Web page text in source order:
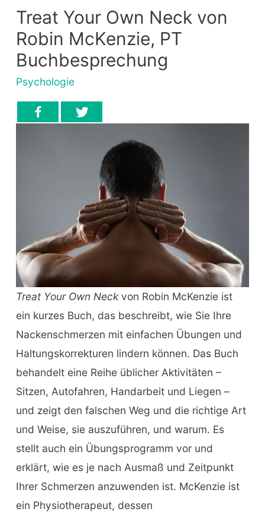
Treat Your Own Neck von
Robin McKenzie, PT
Buchbesprechung
Psychologie
Treat Your Own Neckvon Robin McKenzie ist
ein kurzes Buch, das beschreibt, wie Sie Ihre
Nackenschmerzen mit einfachen Übungen und
Haltungskorrekturen lindern können. Das Buch
behandelt eine Reihe üblicher Aktivitäten –
Sitzen, Autofahren, Handarbeit und Liegen –
und zeigt den falschen Weg und die richtige Art
und Weise, sie auszuführen, und warum. Es
stellt auch ein Übungsprogramm vor und
erklärt, wie es je nach Ausmaß und Zeitpunkt
Ihrer Schmerzen anzuwenden ist. McKenzie ist
ein Physiotherapeut, dessen